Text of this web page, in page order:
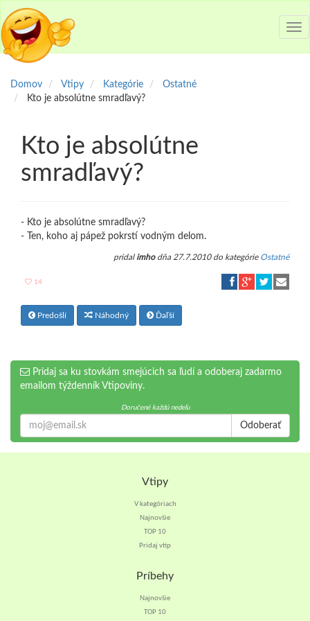
Domov Vtipy Kategórie
Ostatné
Kto je absolútne smradľavý?
Kto je absolútne
smradľavý?
- Kto je absolútne smradľavý?
- Ten, koho aj pápež pokrstí vodným delom.
pridal imhodňa 27.7.2010 do kategórie Ostatné
14
Predošlí Náhodný Ďaľší
Pridaj sa ku stovkám smejúcich sa ľudí a odoberaj zadarmo
emailom týždenník Vtipoviny.
Doručené každú nedeľu
Odoberať
Vtipy
V kategóriach
Najnovšie
TOP 10
Pridaj vtip
Príbehy
Najnovšie
TOP 10